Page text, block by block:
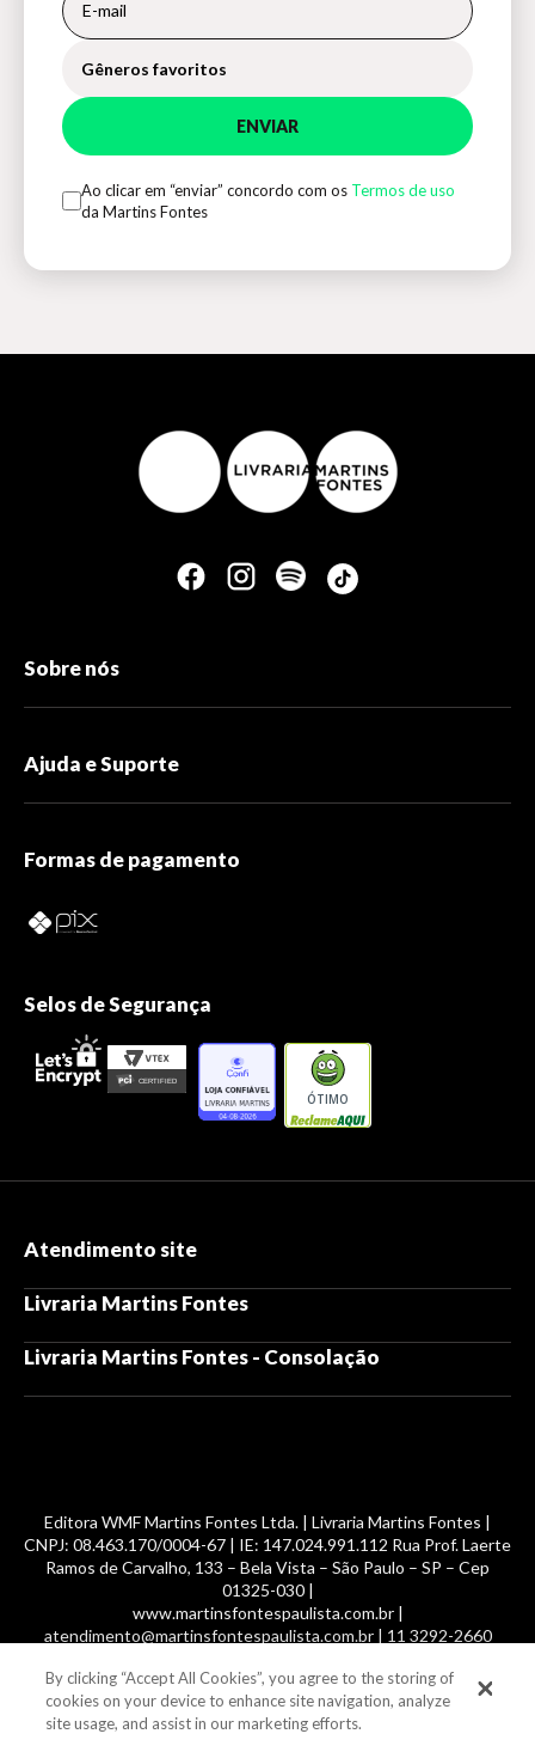
Gêneros favoritos
ENVIAR
Ao clicar em “enviar” concordo com os Termos de uso
da Martins Fontes
Sobre nós
Ajuda e Suporte
Formas de pagamento
Selos de Segurança
ÓTIMO
Atendimento site
Livraria Martins Fontes
Livraria Martins Fontes - Consolação
Editora WMF Martins Fontes Ltda. | Livraria Martins Fontes |
CNPJ: 08.463.170/0004-67 | IE: 147.024.991.112 Rua Prof. Laerte
Ramos de Carvalho, 133 – Bela Vista – São Paulo – SP – Cep
01325-030 |
www.martinsfontespaulista.com.br |
atendimento@martinsfontespaulista.com.br | 11 3292-2660
© 2014 -2026, MartinsFontes livros nacionais e importados,
com mais de 700 mil títulos. Todos os direitos reservados.
By clicking “Accept All Cookies”, you agree to the storing of
cookies on your device to enhance site navigation, analyze
site usage, and assist in our marketing efforts.